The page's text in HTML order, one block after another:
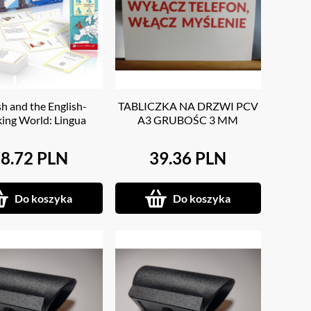
and the English-
World: Lingua
(A2-B2)
PLN
Do koszyka
TABLICZKA NA DRZWI PCV
A3 GRUBOŚC 3 MM
39.36 PLN
Do koszyka